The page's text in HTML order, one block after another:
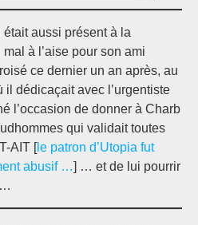
aussi présent à la
à l’aise pour son ami
ce dernier un an après, au
dédicaçait avec l’urgentiste
l’occasion de donner à Charb
qui validait toutes
AIT [le patron d’Utopia fut
abusif …] … et de lui pourrir
…